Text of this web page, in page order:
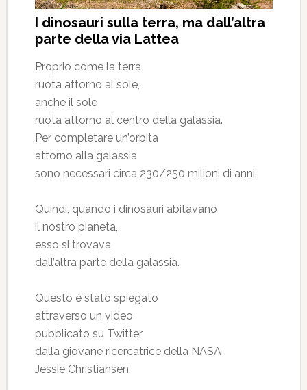
I dinosauri sulla terra, ma dall’altra
parte della via Lattea
Proprio come la terra
ruota attorno al sole,
anche il sole
ruota attorno al centro della galassia.
Per completare un’orbita
attorno alla galassia
sono necessari circa 230/250 milioni di anni.
Quindi, quando i dinosauri abitavano
il nostro pianeta,
esso si trovava
dall’altra parte della galassia.
Questo è stato spiegato
attraverso un video
pubblicato su Twitter
dalla giovane ricercatrice della NASA
Jessie Christiansen.